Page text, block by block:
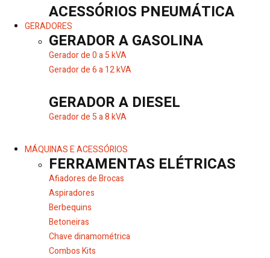
ACESSÓRIOS PNEUMÁTICA
GERADORES
GERADOR A GASOLINA
Gerador de 0 a 5 kVA
Gerador de 6 a 12 kVA
GERADOR A DIESEL
Gerador de 5 a 8 kVA
MÁQUINAS E ACESSÓRIOS
FERRAMENTAS ELÉTRICAS
Afiadores de Brocas
Aspiradores
Berbequins
Betoneiras
Chave dinamométrica
Combos Kits